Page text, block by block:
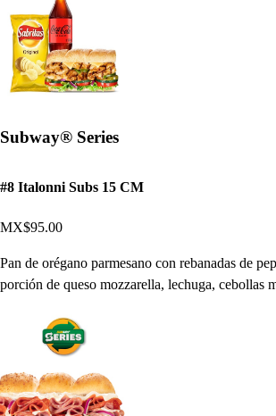
Subway® Series
#8 Italonni Subs 15 CM
MX$95.00
Pan de orégano parmesano con rebanadas de
porción de queso mozzarella, lechuga, cebollas